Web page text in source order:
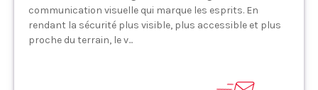
communication visuelle qui marque les esprits. En
rendant la sécurité plus visible, plus accessible et plus
proche du terrain, le v...